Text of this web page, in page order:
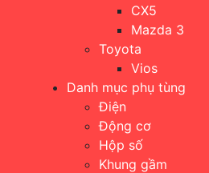
CX5
Mazda 3
Toyota
Vios
Danh mục phụ tùng
Điện
Động cơ
Hộp số
Khung gầm